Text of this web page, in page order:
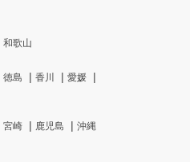
和歌山
徳島 香川
愛媛
宮崎 鹿児島 沖縄